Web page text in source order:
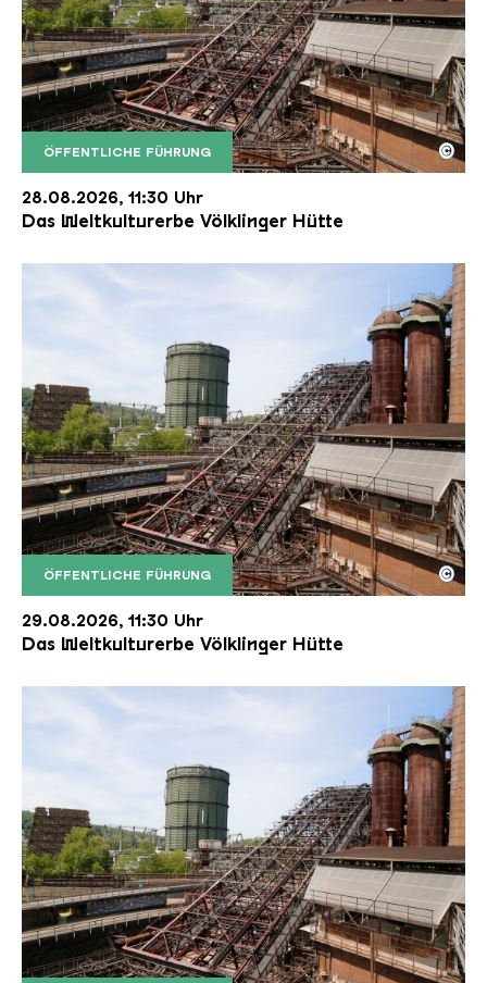
ÖFFENTLICHE FÜHRUNG
Der Erzschrägaufzug der Völklinger Hütte mit
Copyright: Weltkulturerbe Völklinger Hütte | Karl
©
28.08.2026, 11:30 Uhr
Das Weltkulturerbe Völklinger Hütte
ÖFFENTLICHE FÜHRUNG
Der Erzschrägaufzug der Völklinger Hütte mit
Copyright: Weltkulturerbe Völklinger Hütte | Karl
©
29.08.2026, 11:30 Uhr
Das Weltkulturerbe Völklinger Hütte